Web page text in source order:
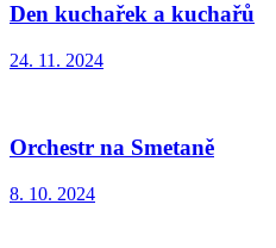
Den kuchařek a kuchařů
24. 11. 2024
Orchestr na Smetaně
8. 10. 2024